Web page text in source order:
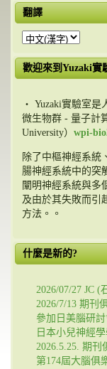
翻譯
歡迎來到Yuzaki實
・ Yuzaki實驗室
微生物群 - 量子計
University） wpi-
除了中樞神經系統
腸神經系統中的突
闡明神經系統與多
及由於其失敗而引
方法。。
什麼是新的?
2026/07/27 JC (
2026/7/13 期刊
參加日美腦研
日本小兒神經
2026.5.25. 期刊
第174屆大腦俱